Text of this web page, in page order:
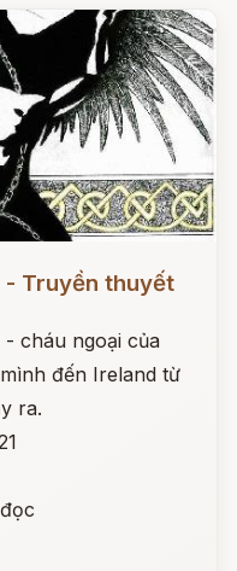
- Truyền thuyết
- cháu ngoại của
đến Ireland từ
ra.